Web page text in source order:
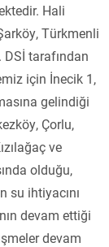
Hali
Türkmenli
tarafından
için İnecik 1,
gelindiği
Çorlu,
ve
olduğu,
su ihtiyacını
devam ettiği
devam